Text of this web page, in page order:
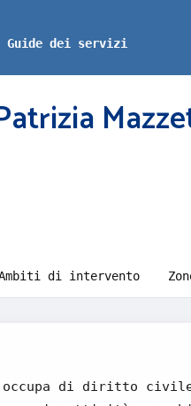
Guide dei servizi
di intervento
occupa di diritto